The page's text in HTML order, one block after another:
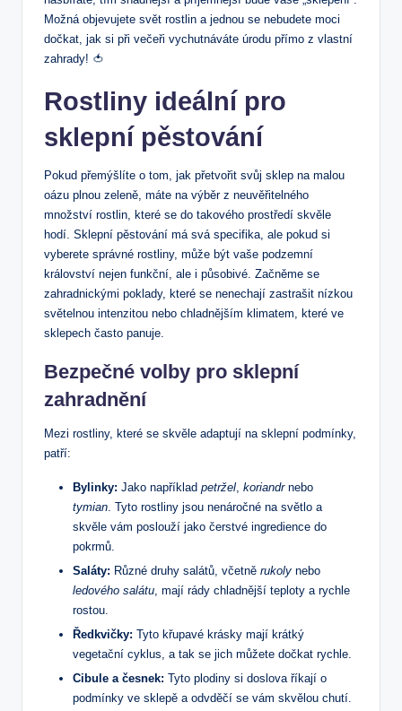
Možná objevujete svět ⁤rostlin a jednou se nebudete⁤ moci
dočkat, ⁢jak si při večeři vychutnáváte úrodu přímo z vlastní
zahrady! 🍅
Rostliny ideální pro
sklepní pěstování
Pokud přemýšlíte o tom, jak přetvořit svůj‌ sklep na malou
oázu plnou zeleně, máte na výběr z neuvěřitelného
‌množství rostlin, které se do takového prostředí skvěle
hodí. Sklepní pěstování ‌má svá specifika, ale pokud si
‍vyberete ​správné rostliny, může být vaše podzemní
království nejen funkční, ale i působivé.‌ Začněme se
⁤zahradnickými‌ poklady, které se nenechají zastrašit‍ nízkou
světelnou intenzitou nebo chladnějším klimatem, které ve
sklepech často panuje.
Bezpečné volby pro sklepní
zahradnění
Mezi rostliny, které se skvěle ‌adaptují‌ na sklepní ​podmínky,⁣
patří:
Bylinky: Jako například petržel koriandr⁤nebo ⁢
tymian . Tyto rostliny jsou nenáročné na světlo a
skvěle vám poslouží jako čerstvé ingredience do
pokrmů.
Saláty: Různé druhy‌ salátů, včetně rukoly nebo
ledového salátu, mají rády chladnější teploty‍ a⁤ rychle
rostou.
Ředkvičky: Tyto křupavé krásky mají krátký
‌vegetační cyklus, a tak se jich můžete dočkat rychle.
Cibule ⁤a česnek: Tyto plodiny si doslova říkají o
podmínky ve ​sklepě a⁤ odvděčí ‍se vám skvělou chutí.